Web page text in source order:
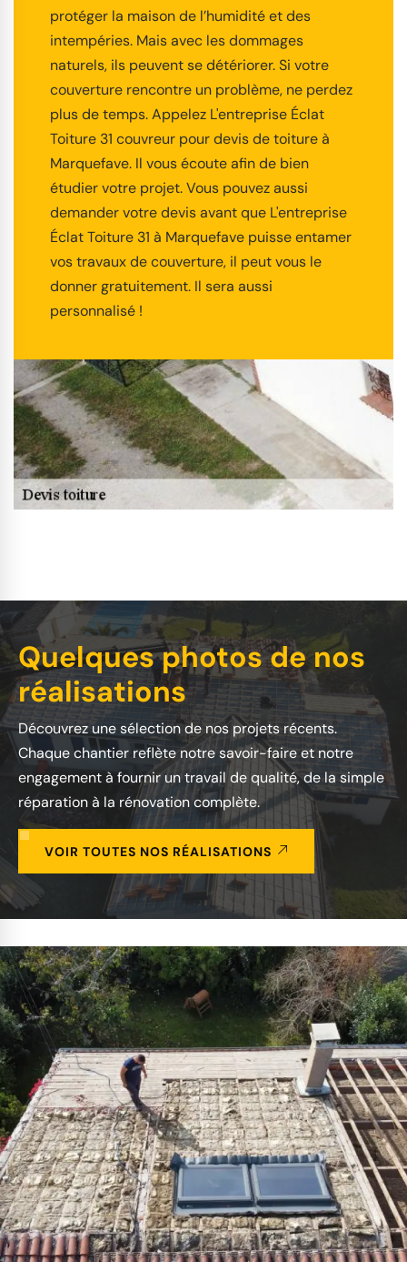
protéger la maison de l’humidité et des
intempéries. Mais avec les dommages
naturels, ils peuvent se détériorer. Si votre
couverture rencontre un problème, ne perdez
plus de temps. Appelez L'entreprise Éclat
Toiture 31 couvreur pour devis de toiture à
Marquefave. Il vous écoute afin de bien
étudier votre projet. Vous pouvez aussi
demander votre devis avant que L'entreprise
Éclat Toiture 31 à Marquefave puisse entamer
vos travaux de couverture, il peut vous le
donner gratuitement. Il sera aussi
personnalisé !
Quelques photos de nos
réalisations
Découvrez une sélection de nos projets récents.
Chaque chantier reflète notre savoir-faire et notre
engagement à fournir un travail de qualité, de la simple
réparation à la rénovation complète.
VOIR TOUTES NOS RÉALISATIONS